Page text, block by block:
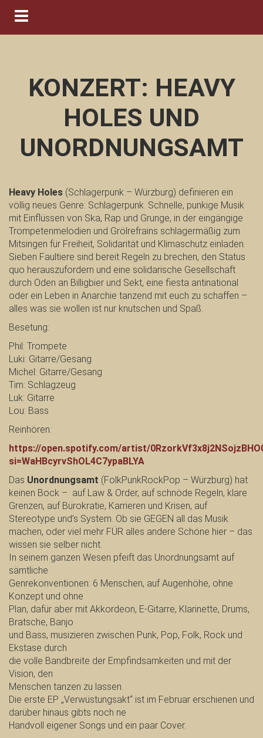
Navigation ein-/ausblenden
KONZERT: HEAVY
HOLES UND
UNORDNUNGSAMT
Heavy Holes (Schlagerpunk – Würzburg) definieren ein
völlig neues Genre: Schlagerpunk. Schnelle, punkige Musik
mit Einflüssen von Ska, Rap und Grunge, in der eingängige
Trompetenmelodien und Grölrefrains schlagermäßig zum
Mitsingen für Freiheit, Solidarität und Klimaschutz einladen.
Sieben Faultiere sind bereit Regeln zu brechen, den Status
quo herauszufordern und eine solidarische Gesellschaft
durch Oden an Billigbier und Sekt, eine fiesta antinational
oder ein Leben in Anarchie tanzend mit euch zu schaffen –
alles was sie wollen ist nur knutschen und Spaß.
Besetung:
Phil: Trompete
Luki: Gitarre/Gesang
Michel: Gitarre/Gesang
Tim: Schlagzeug
Luk: Gitarre
Lou: Bass
Reinhören:
https://open.spotify.com/artist/
si=WaHBcyrvShOL4C7ypaBLYA
Das Unordnungsamt (FolkPunkRockPop – Würzburg) hat
keinen Bock – auf Law & Order, auf schnöde Regeln, klare
Grenzen, auf Bürokratie, Karrieren und Krisen, auf
Stereotype und’s System. Ob sie GEGEN all das Musik
machen, oder viel mehr FÜR alles andere Schöne hier – das
wissen sie selber nicht.
In seinem ganzen Wesen pfeift das Unordnungsamt auf
sämtliche
Genrekonventionen: 6 Menschen, auf Augenhöhe, ohne
Konzept und ohne
Plan, dafür aber mit Akkordeon, E-Gitarre, Klarinette, Drums,
Bratsche, Banjo
und Bass, musizieren zwischen Punk, Pop, Folk, Rock und
Ekstase durch
die volle Bandbreite der Empfindsamkeiten und mit der
Vision, den
Menschen tanzen zu lassen.
Die erste EP „Verwüstungsakt“ ist im Februar erschienen und
darüber hinaus gibts noch ne
Handvoll eigener Songs und ein paar Cover.